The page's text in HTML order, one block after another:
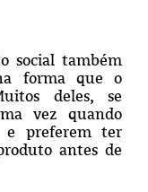
social também
forma que o
deles, se
vez quando
e preferem ter
antes de